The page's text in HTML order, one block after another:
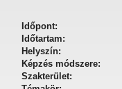
KIADVÁNYOK
KAPCSOLAT
Időpont:
Időtartam:
Helyszín:
Képzés módszere:
Szakterület: